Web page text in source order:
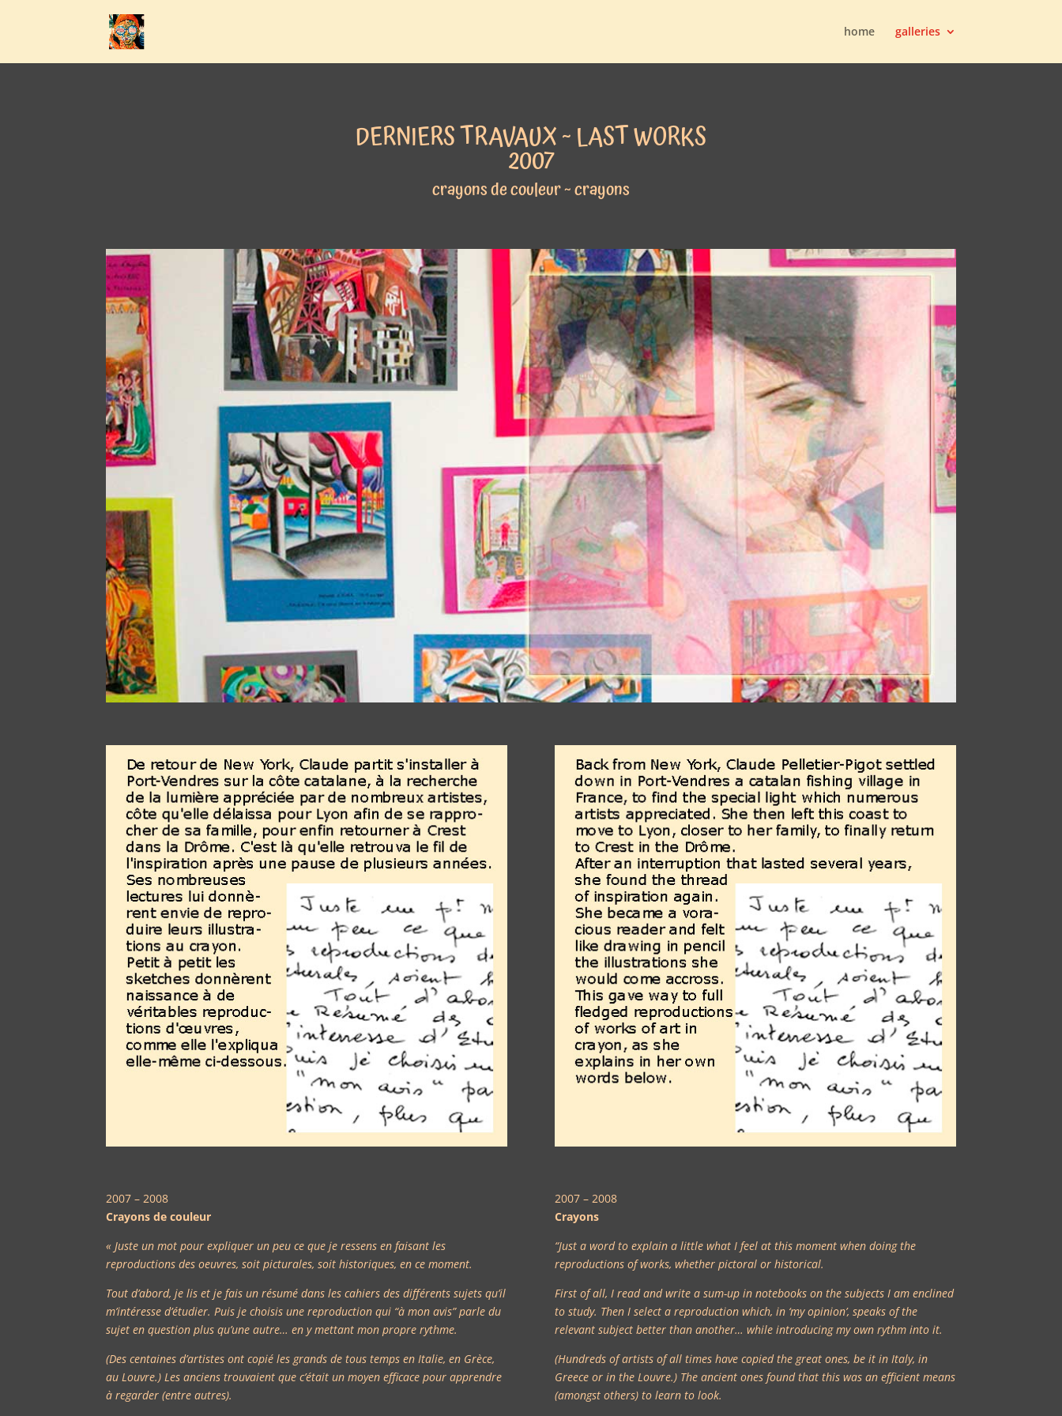
home galleries
DERNIERS TRAVAUX ~ LAST WORKS
2007
crayons de couleur ~ crayons
2007 – 2008
Crayons de couleur
« Juste un mot pour expliquer un peu ce que je ressens en faisant les
reproductions des oeuvres, soit picturales, soit historiques, en ce moment.
Tout d’abord, je lis et je fais un résumé dans les cahiers des différents sujets qu’il
m’intéresse d’étudier. Puis je choisis une reproduction qui “à mon avis” parle du
sujet en question plus qu’une autre… en y mettant mon propre rythme.
(Des centaines d’artistes ont copié les grands de tous temps en Italie, en Grèce,
au Louvre.) Les anciens trouvaient que c’était un moyen efficace pour apprendre
à regarder (entre autres).
2007 – 2008
Crayons
“Just a word to explain a little what I feel at this moment when doing the
reproductions of works, whether pictoral or historical.
First of all, I read and write a sum-up in notebooks on the subjects I am enclined
to study. Then I select a reproduction which, in ‘my opinion’, speaks of the
relevant subject better than another… while introducing my own rythm into it.
(Hundreds of artists of all times have copied the great ones, be it in Italy, in
Greece or in the Louvre.) The ancient ones found that this was an efficient means
(amongst others) to learn to look.